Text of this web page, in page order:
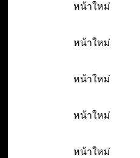
หน้าใหม่
หน้าใหม่
หน้าใหม่
หน้าใหม่
หน้าใหม่